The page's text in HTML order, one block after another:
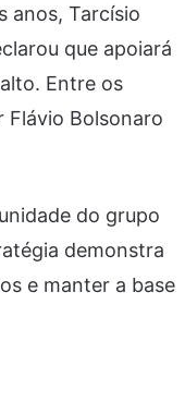
anos, Tarcísio
que apoiará
Entre os
Flávio Bolsonaro
do grupo
demonstra
e manter a base